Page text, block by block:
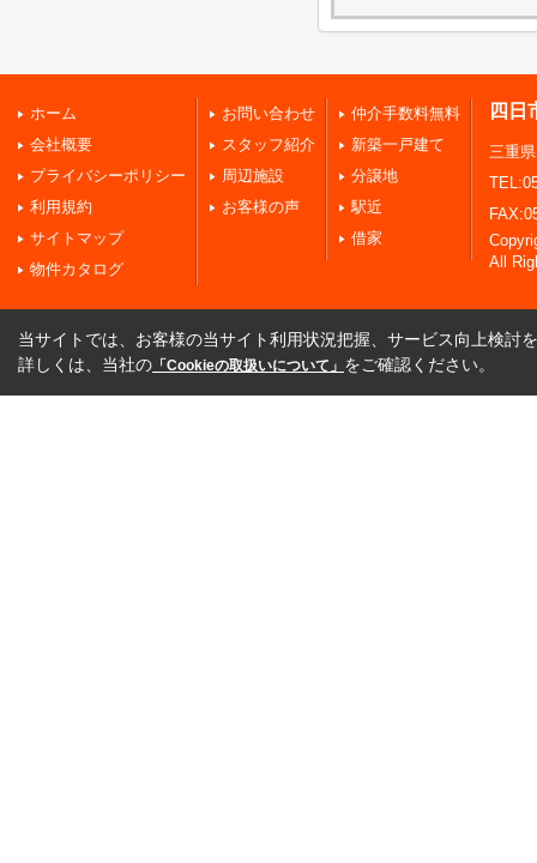
ホーム
会社概要
プライバシーポリシー
利用規約
サイトマップ
物件カタログ
お問い合わせ
スタッフ紹介
周辺施設
お客様の声
仲介手数料無料
新築一戸建て
分譲地
駅近
借家
四日
三重
All
当サイトでは、お客様の当サイト利用状況把握、サービス向上検討
詳しくは、当社の 「Cookieの取扱いについて」 をご確認ください。